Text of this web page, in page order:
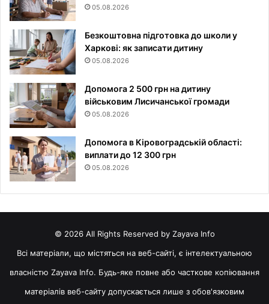
05.08.2026
Безкоштовна підготовка до школи у
Харкові: як записати дитину
05.08.2026
Допомога 2 500 грн на дитину
військовим Лисичанської громади
05.08.2026
Допомога в Кіровоградській області:
виплати до 12 300 грн
05.08.2026
© 2026 All Rights Reserved by Zayava Info
Всі матеріали, що містяться на веб-сайті, є інтелектуальною
власністю Zayava Info. Будь-яке повне або часткове копіювання
матеріалів веб-сайту допускається лише з обов'язковим